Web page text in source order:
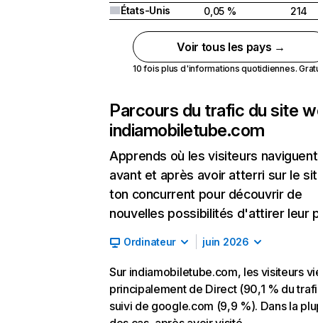
États-Unis
0,05 % 214
Voir tous les pays →
10 fois plus d'informations quotidiennes.
Parcours du trafic du site
indiamobiletube.com
Apprends où les visiteurs naviguent
avant et après avoir atterri sur le
ton concurrent pour découvrir de
nouvelles possibilités d'attirer leur
Ordinateur juin 2026
Sur indiamobiletube.com, les visiteurs
principalement de Direct (90,1 % du
suivi de google.com (9,9 %). Dans la